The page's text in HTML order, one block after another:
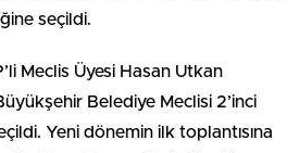
seçildi.
Meclis Üyesi Hasan Utkan
Belediye Meclisi 2’inci
Yeni dönemin ilk toplantısına